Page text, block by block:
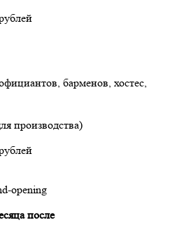
барменов, хостес,
производства)
opening
после